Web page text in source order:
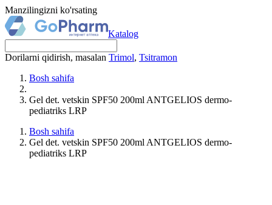
Manzilingizni ko'rsating
Katalog
Dorilarni qidirish, masalan Trimol, Tsitramon
Bosh sahifa
Gel det. vetskin SPF50 200ml ANTGЕLIOS dermo-
pediatriks LRP
Bosh sahifa
Gel det. vetskin SPF50 200ml ANTGЕLIOS dermo-
pediatriks LRP